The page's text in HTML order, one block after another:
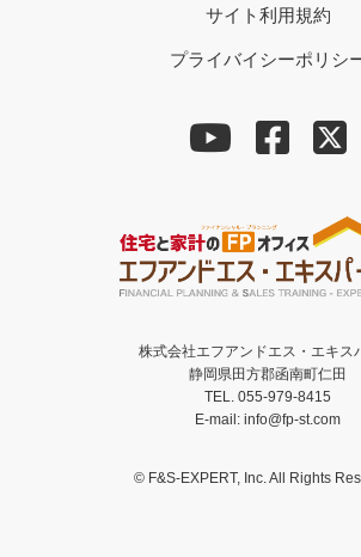
サイト利用規約
プライバイシーポリシ
株式会社エフアンドエス・エキス
静岡県田方郡函南町仁田
TEL. 055-979-8415
E-mail: info@fp-st.com
© F&S-EXPERT, Inc. All Rights